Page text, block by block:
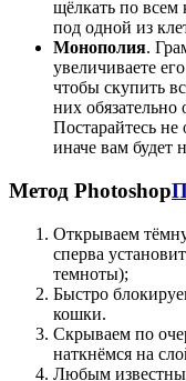
щёлкать по всем
под одной из
Монополия.
увеличиваете
чтобы скупить
них
Постарайтесь не
иначе вам будет
Метод Photoshop
Открываем
сперва
темноты);
Быстро
кошки.
Скрываем по
наткнёмся на
Любым